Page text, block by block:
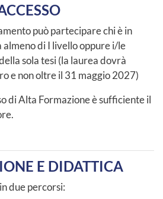
può partecipare chi è in
almeno di I livello oppure i/le
sola tesi (la laurea dovrà
e non oltre il 31 maggio 2027)
di Alta Formazione è sufficiente il
E DIDATTICA
due percorsi: